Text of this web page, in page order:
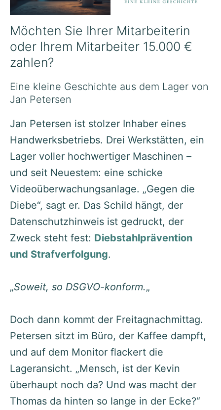
Möchten Sie Ihrer Mitarbeiterin
oder Ihrem Mitarbeiter 15.000 €
zahlen?
Eine kleine Geschichte aus dem Lager von
Jan Petersen
Jan Petersen ist stolzer Inhaber eines
Handwerksbetriebs. Drei Werkstätten, ein
Lager voller hochwertiger Maschinen –
und seit Neuestem: eine schicke
Videoüberwachungsanlage. „Gegen die
Diebe“, sagt er. Das Schild hängt, der
Datenschutzhinweis ist gedruckt, der
Zweck steht fest: Diebstahlprävention
und Strafverfolgung.
„Soweit, so DSGVO-konform.„
Doch dann kommt der Freitagnachmittag.
Petersen sitzt im Büro, der Kaffee dampft,
und auf dem Monitor flackert die
Lageransicht. „Mensch, ist der Kevin
überhaupt noch da? Und was macht der
Thomas da hinten so lange in der Ecke?“